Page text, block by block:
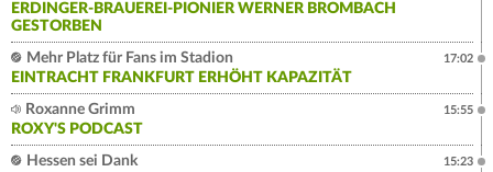
ERDINGER-BRAUEREI-PIONIER WERNER BROMBACH
GESTORBEN
Mehr Platz für Fans im Stadion
EINTRACHT FRANKFURT ERHÖHT KAPAZITÄT
17:02
Roxanne Grimm
ROXY'S PODCAST
15:55
Hessen sei Dank
15:23